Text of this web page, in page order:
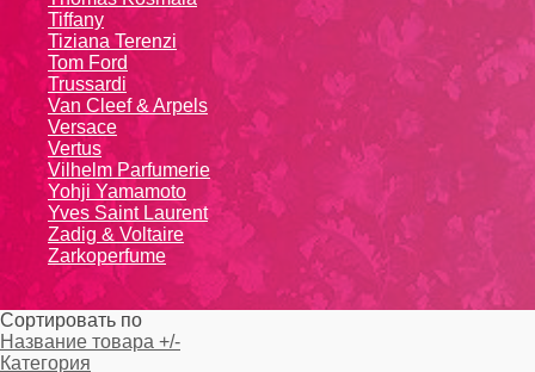
Tiffany
Tiziana Terenzi
Tom Ford
Trussardi
Van Cleef & Arpels
Versace
Vertus
Vilhelm Parfumerie
Yohji Yamamoto
Yvеs Sаint Lаurеnt
Zadig & Voltaire
Zarkoperfume
Сортировать по
Название товара +/-
Категория